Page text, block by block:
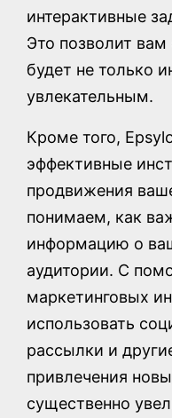
интерактивные
Это позволит вам
будет не только
увлекательным.
Кроме того,
эффективные
продвижения
понимаем, как
информацию о
аудитории. С
маркетинговых
использовать
рассылки и
привлечения
существенно